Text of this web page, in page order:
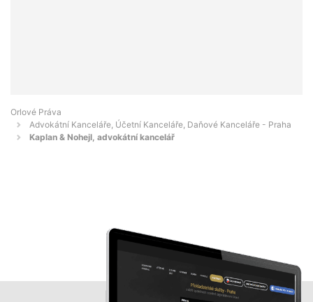
Orlové Práva
Advokátní Kanceláře, Účetní Kanceláře, Daňové Kanceláře - Praha
Kaplan & Nohejl, advokátní kancelář